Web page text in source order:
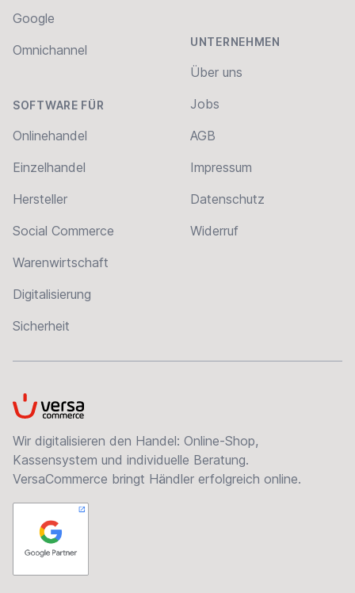
Google
Omnichannel
SOFTWARE FÜR
Onlinehandel
Einzelhandel
Hersteller
Social Commerce
Warenwirtschaft
Digitalisierung
Sicherheit
UNTERNEHMEN
Über uns
Jobs
AGB
Impressum
Datenschutz
Widerruf
VersaCommerce
Wir digitalisieren den Handel: Online-Shop,
Kassensystem und individuelle Beratung.
VersaCommerce bringt Händler erfolgreich online.